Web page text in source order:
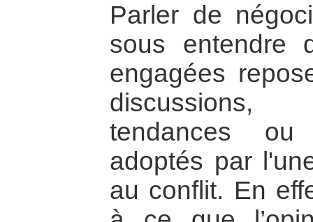
Parler de
sous entendre
engagées
tendances ou
adoptés par
au conflit. En